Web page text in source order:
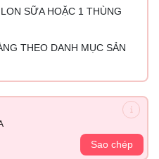
SỮA HOẶC 1 THÙNG
THEO DANH MỤC SẢN
Sao chép